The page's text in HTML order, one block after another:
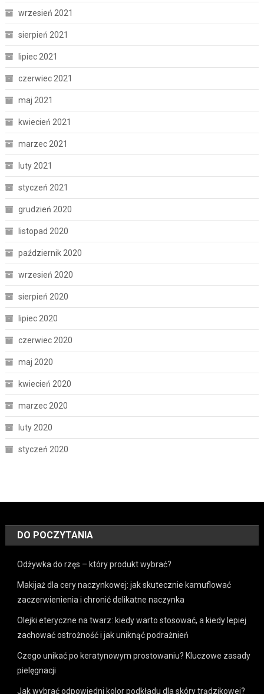
wrzesień 2021
sierpień 2021
lipiec 2021
czerwiec 2021
maj 2021
kwiecień 2021
marzec 2021
luty 2021
styczeń 2021
grudzień 2020
listopad 2020
październik 2020
wrzesień 2020
sierpień 2020
lipiec 2020
czerwiec 2020
maj 2020
kwiecień 2020
marzec 2020
luty 2020
styczeń 2020
DO POCZYTANIA
Odżywka do rzęs – który produkt wybrać?
Makijaż dla cery naczynkowej: jak skutecznie kamuflować
zaczerwienienia i chronić delikatne naczynka
Olejki eteryczne na twarz: kiedy warto stosować, a kiedy lepiej
zachować ostrożność i jak uniknąć podrażnień
Czego unikać po keratynowym prostowaniu? Kluczowe zasady
pielęgnacji
Jak wybrać odpowiedni kolor podkładu dla skóry trądzikowej?